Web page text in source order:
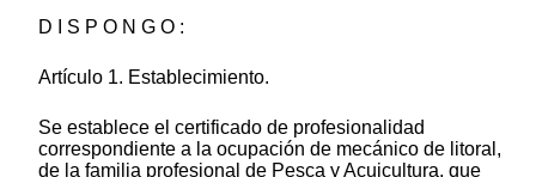
D I S P O N G O :
Artículo 1. Establecimiento.
Se establece el certificado de profesionalidad
correspondiente a la ocupación de mecánico de litoral,
de la familia profesional de Pesca y Acuicultura, que